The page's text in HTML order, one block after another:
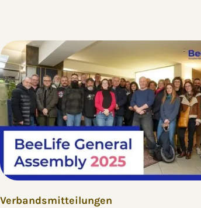
Es gibt 65 Ergebnisse für Ihre Suche.
Verbandsmitteilungen